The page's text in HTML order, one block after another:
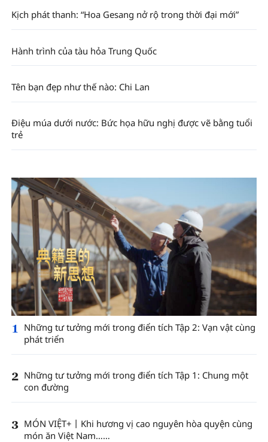
Kịch phát thanh: “Hoa Gesang nở rộ trong thời đại mới”
Hành trình của tàu hỏa Trung Quốc
Tên bạn đẹp như thế nào: Chi Lan
Điệu múa dưới nước: Bức họa hữu nghị được vẽ bằng tuổi
trẻ
1
Những tư tưởng mới trong điển tích Tập 2: Vạn vật cùng
phát triển
2 Những tư tưởng mới trong điển tích Tập 1: Chung một
con đường
3 MÓN VIỆT+丨Khi hương vị cao nguyên hòa quyện cùng
món ăn Việt Nam……